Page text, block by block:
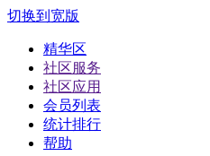
切换到宽版
精华区
社区服务
社区应用
会员列表
统计排行
帮助